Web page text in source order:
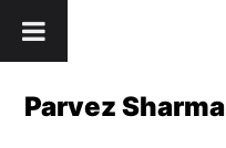
to
Parvez Sharma